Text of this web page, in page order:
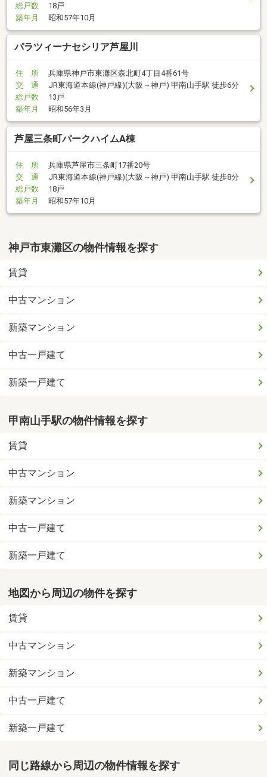
総戸数
18戸
築年月
昭和57年10月
パラツィーナセシリア芦屋川
住 所
兵庫県神戸市東灘区森北町4丁目4番61号
交 通
JR東海道本線(神戸線)(大阪～神戸) 甲南山手駅 徒歩6分
総戸数
13戸
築年月
昭和56年3月
芦屋三条町パークハイムA棟
住 所
兵庫県芦屋市三条町17番20号
交 通
JR東海道本線(神戸線)(大阪～神戸) 甲南山手駅 徒歩8分
総戸数
18戸
築年月
昭和57年10月
神戸市東灘区の物件情報を探す
賃貸
中古マンション
新築マンション
中古一戸建て
新築一戸建て
甲南山手駅の物件情報を探す
賃貸
中古マンション
新築マンション
中古一戸建て
新築一戸建て
地図から周辺の物件を探す
賃貸
中古マンション
新築マンション
中古一戸建て
新築一戸建て
同じ路線から周辺の物件情報を探す